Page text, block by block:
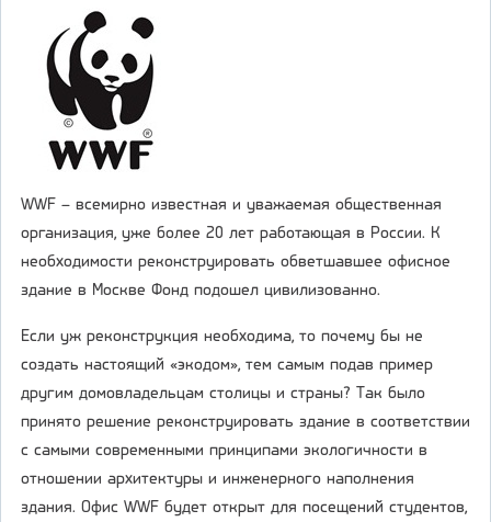
WWF – всемирно известная и уважаемая общественная
организация, уже более 20 лет работающая в России. К
необходимости реконструировать обветшавшее офисное
здание в Москве Фонд подошел цивилизованно.
Если уж реконструкция необходима, то почему бы не
создать настоящий «экодом», тем самым подав пример
другим домовладельцам столицы и страны? Так было
принято решение реконструировать здание в соответствии
с самыми современными принципами экологичности в
отношении архитектуры и инженерного наполнения
здания. Офис WWF будет открыт для посещений студентов,